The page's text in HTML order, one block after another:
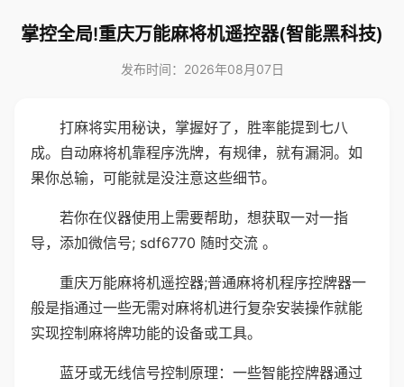
掌控全局!重庆万能麻将机遥控器(智能黑科技)
发布时间：2026年08月07日
打麻将实用秘诀，掌握好了，胜率能提到七八
成。自动麻将机靠程序洗牌，有规律，就有漏洞。如
果你总输，可能就是没注意这些细节。
若你在仪器使用上需要帮助，想获取一对一指
导，添加微信号; sdf6770 随时交流 。
重庆万能麻将机遥控器;普通麻将机程序控牌器一
般是指通过一些无需对麻将机进行复杂安装操作就能
实现控制麻将牌功能的设备或工具。
蓝牙或无线信号控制原理：一些智能控牌器通过